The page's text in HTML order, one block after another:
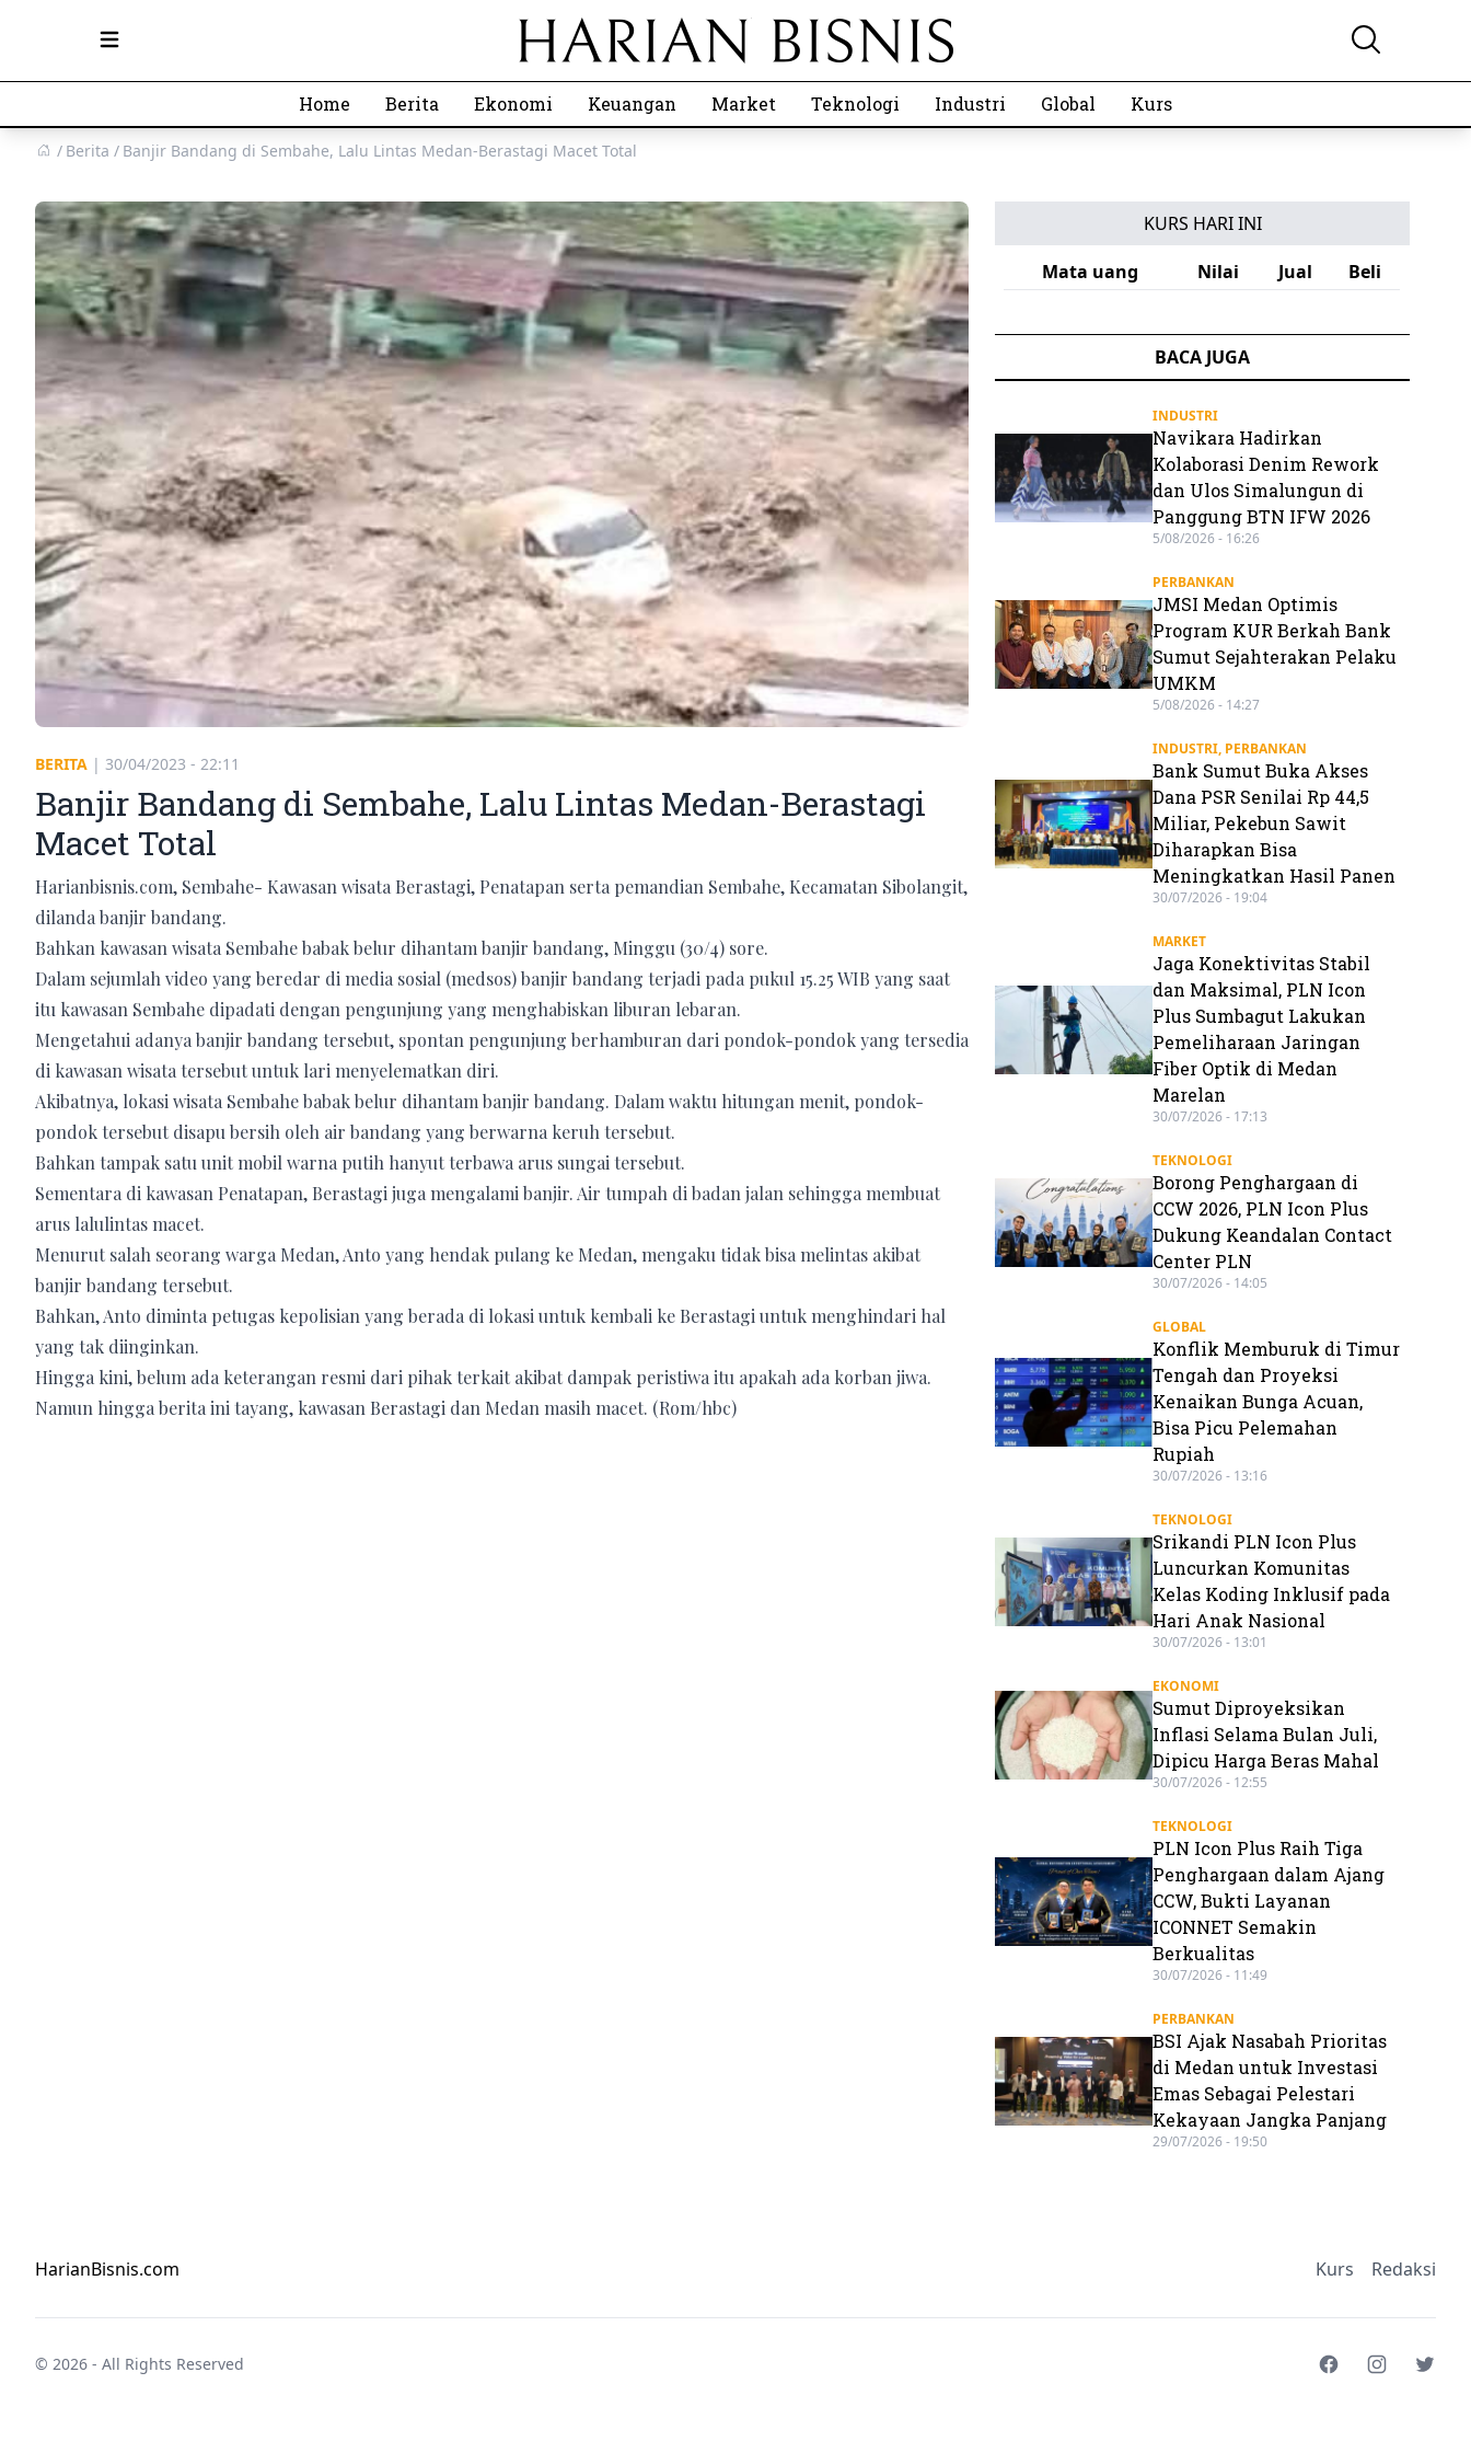
Open main menu
Home Berita Ekonomi Keuangan Market Teknologi Industri Global Kurs
Berita Banjir Bandang di Sembahe, Lalu Lintas Medan-Berastagi Macet Total
BERITA | 30/04/2023 - 22:11
Banjir Bandang di Sembahe, Lalu Lintas Medan-Berastagi
Macet Total
Harianbisnis.com, Sembahe- Kawasan wisata Berastagi, Penatapan serta pemandian Sembahe, Kecamatan Sibolangit,
dilanda banjir bandang.
Bahkan kawasan wisata Sembahe babak belur dihantam banjir bandang, Minggu (30/4) sore.
Dalam sejumlah video yang beredar di media sosial (medsos) banjir bandang terjadi pada pukul 15.25 WIB yang saat
itu kawasan Sembahe dipadati dengan pengunjung yang menghabiskan liburan lebaran.
Mengetahui adanya banjir bandang tersebut, spontan pengunjung berhamburan dari pondok-pondok yang tersedia
di kawasan wisata tersebut untuk lari menyelematkan diri.
Akibatnya, lokasi wisata Sembahe babak belur dihantam banjir bandang. Dalam waktu hitungan menit, pondok-
pondok tersebut disapu bersih oleh air bandang yang berwarna keruh tersebut.
Bahkan tampak satu unit mobil warna putih hanyut terbawa arus sungai tersebut.
Sementara di kawasan Penatapan, Berastagi juga mengalami banjir. Air tumpah di badan jalan sehingga membuat
arus lalulintas macet.
Menurut salah seorang warga Medan, Anto yang hendak pulang ke Medan, mengaku tidak bisa melintas akibat
banjir bandang tersebut.
Bahkan, Anto diminta petugas kepolisian yang berada di lokasi untuk kembali ke Berastagi untuk menghindari hal
yang tak diinginkan.
Hingga kini, belum ada keterangan resmi dari pihak terkait akibat dampak peristiwa itu apakah ada korban jiwa.
Namun hingga berita ini tayang, kawasan Berastagi dan Medan masih macet. (Rom/hbc)
KURS HARI INI
Mata uang
Nilai Jual Beli
BACA JUGA
INDUSTRI
Navikara Hadirkan
Kolaborasi Denim Rework
dan Ulos Simalungun di
Panggung BTN IFW 2026
5/08/2026 - 16:26
PERBANKAN
JMSI Medan Optimis
Program KUR Berkah Bank
Sumut Sejahterakan Pelaku
UMKM
5/08/2026 - 14:27
INDUSTRI, PERBANKAN
Bank Sumut Buka Akses
Dana PSR Senilai Rp 44,5
Miliar, Pekebun Sawit
Diharapkan Bisa
Meningkatkan Hasil Panen
30/07/2026 - 19:04
MARKET
Jaga Konektivitas Stabil
dan Maksimal, PLN Icon
Plus Sumbagut Lakukan
Pemeliharaan Jaringan
Fiber Optik di Medan
Marelan
30/07/2026 - 17:13
TEKNOLOGI
Borong Penghargaan di
CCW 2026, PLN Icon Plus
Dukung Keandalan Contact
Center PLN
30/07/2026 - 14:05
GLOBAL
Konflik Memburuk di Timur
Tengah dan Proyeksi
Kenaikan Bunga Acuan,
Bisa Picu Pelemahan
Rupiah
30/07/2026 - 13:16
TEKNOLOGI
Srikandi PLN Icon Plus
Luncurkan Komunitas
Kelas Koding Inklusif pada
Hari Anak Nasional
30/07/2026 - 13:01
EKONOMI
Sumut Diproyeksikan
Inflasi Selama Bulan Juli,
Dipicu Harga Beras Mahal
30/07/2026 - 12:55
TEKNOLOGI
PLN Icon Plus Raih Tiga
Penghargaan dalam Ajang
CCW, Bukti Layanan
ICONNET Semakin
Berkualitas
30/07/2026 - 11:49
PERBANKAN
BSI Ajak Nasabah Prioritas
di Medan untuk Investasi
Emas Sebagai Pelestari
Kekayaan Jangka Panjang
29/07/2026 - 19:50
HarianBisnis.com Kurs Redaksi
© 2026 - All Rights Reserved